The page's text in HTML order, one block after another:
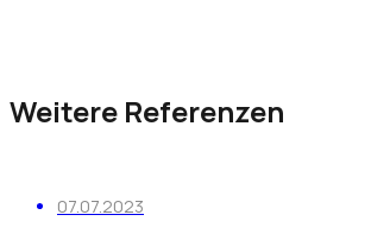
Weitere Referenzen
07.07.2023